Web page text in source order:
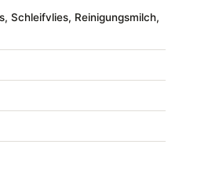
Schleifvlies, Reinigungsmilch,